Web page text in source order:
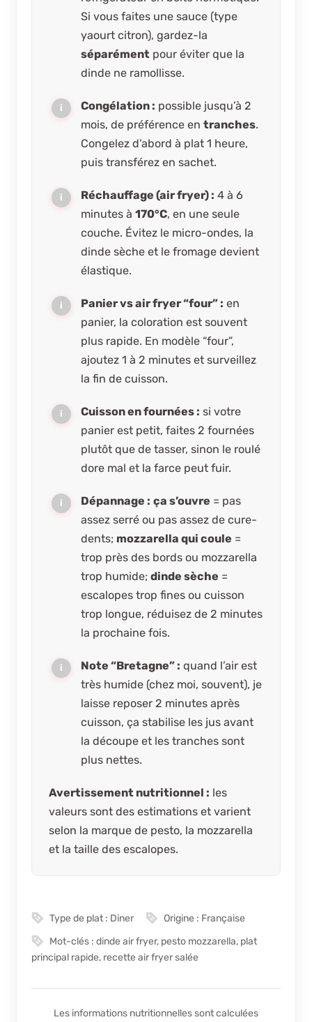
Si vous faites une sauce (type
yaourt citron), gardez-la
séparément pour éviter que la
dinde ne ramollisse.
Congélation : possible jusqu’à 2
mois, de préférence en tranches.
Congelez d’abord à plat 1 heure,
puis transférez en sachet.
Réchauffage (air fryer) : 4 à 6
minutes à 170°C, en une seule
couche. Évitez le micro-ondes, la
dinde sèche et le fromage devient
élastique.
Panier vs air fryer “four” : en
panier, la coloration est souvent
plus rapide. En modèle “four”,
ajoutez 1 à 2 minutes et surveillez
la fin de cuisson.
Cuisson en fournées : si votre
panier est petit, faites 2 fournées
plutôt que de tasser, sinon le roulé
dore mal et la farce peut fuir.
Dépannage : ça s’ouvre = pas
assez serré ou pas assez de cure-
dents; mozzarella qui coule =
trop près des bords ou mozzarella
trop humide; dinde sèche =
escalopes trop fines ou cuisson
trop longue, réduisez de 2 minutes
la prochaine fois.
Note “Bretagne” : quand l’air est
très humide (chez moi, souvent), je
laisse reposer 2 minutes après
cuisson, ça stabilise les jus avant
la découpe et les tranches sont
plus nettes.
Avertissement nutritionnel : les
valeurs sont des estimations et varient
selon la marque de pesto, la mozzarella
et la taille des escalopes.
Type de plat : Diner Origine : Française
Mot-clés :dinde air fryer, pesto mozzarella, plat
principal rapide, recette air fryer salée
Les informations nutritionnelles sont calculées